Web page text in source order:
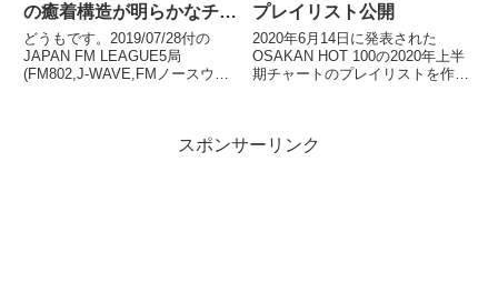
の癒着構造が明らかなチャ
ート
どうもです。2019/07/28付の
JAPAN FM LEAGUE5局
(FM802,J-WAVE,FMノースウェ
か、一目で確認できます。ぜ...
プレイリスト公開
2020年6月14日に発表された
OSAKAN HOT 100の2020年上半
期チャートのプレイリストを作成
はその他ストリーミングサイトへ
スポンサーリンク